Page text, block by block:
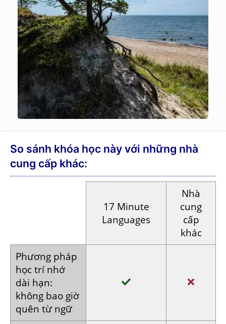
So sánh khóa học này với những nhà
cung cấp khác:
17 Minute
Languages
Nhà
cung
cấp
khác
Phương pháp
học trí nhớ
dài hạn:
không bao giờ
quên từ ngữ